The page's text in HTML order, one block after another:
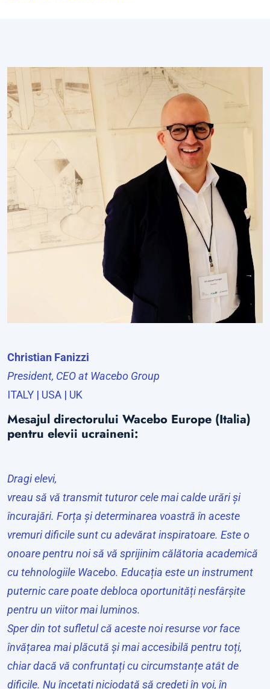
Christian Fanizzi
President, CEO at Wacebo Group
ITALY | USA | UK
Mesajul directorului Wacebo Europe (Italia)
pentru elevii ucraineni:
Dragi elevi,
vreau să vă transmit tuturor cele mai calde urări și
încurajări. Forța și determinarea voastră în aceste
vremuri dificile sunt cu adevărat inspiratoare. Este o
onoare pentru noi să vă sprijinim călătoria academică
cu tehnologiile Wacebo. Educația este un instrument
puternic care poate debloca oportunități nesfârșite
pentru un viitor mai luminos.
Sper din tot sufletul că aceste noi resurse vor face
învățarea mai plăcută și mai accesibilă pentru toți,
chiar dacă vă confruntați cu circumstanțe atât de
dificile. Nu încetați niciodată să credeți în voi, în